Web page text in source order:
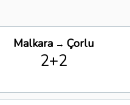
Malkara→ Çorlu
2+2